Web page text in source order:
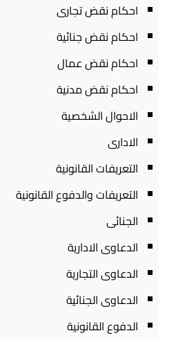
احكام نقض تجارى
احكام نقض جنائية
احكام نقض عمال
احكام نقض مدنية
الاحوال الشخصية
الادارى
التعريفات القانونية
التعريفات والدفوع القانونية
الجنائى
الدعاوى الادارية
الدعاوى التجارية
الدعاوى الجنائية
الدفوع القانونية